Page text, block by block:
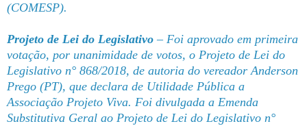
(COMESP).
Projeto de Lei do Legislativo – Foi aprovado em primeira
votação, por unanimidade de votos, o Projeto de Lei do
Legislativo n° 868/2018, de autoria do vereador Anderson
Prego (PT), que declara de Utilidade Pública a
Associação Projeto Viva. Foi divulgada a Emenda
Substitutiva Geral ao Projeto de Lei do Legislativo n°